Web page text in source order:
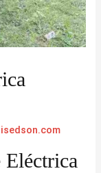
Eléctrica